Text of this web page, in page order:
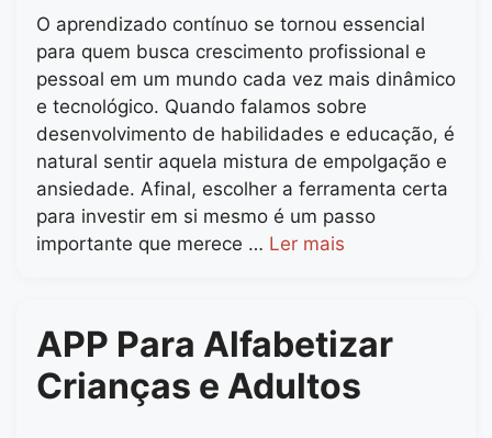
O aprendizado contínuo se tornou essencial
para quem busca crescimento profissional e
pessoal em um mundo cada vez mais dinâmico
e tecnológico. Quando falamos sobre
desenvolvimento de habilidades e educação, é
natural sentir aquela mistura de empolgação e
ansiedade. Afinal, escolher a ferramenta certa
para investir em si mesmo é um passo
importante que merece … Ler mais
APP Para Alfabetizar
Crianças e Adultos